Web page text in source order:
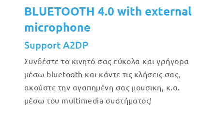
BLUETOOTH 4.0 with external
microphone
Support A2DP
Συνδέστε το κινητό σας εύκολα και γρήγορα
μέσω bluetooth και κάντε τις κλήσεις σας,
ακούστε την αγαπημένη σας μουσικη, κ.α.
μέσω του multimedia συστήματος!